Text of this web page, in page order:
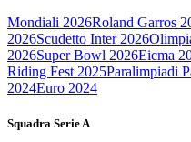
Mondiali 2026Roland Garros
2026Scudetto Inter 2026
2026Super Bowl 2026Eicma
Riding Fest 2025Paralimpiadi
2024Euro 2024
Squadra Serie A